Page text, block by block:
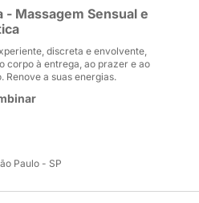
- Massagem Sensual e
discreta e envolvente,
corpo à entrega, ao prazer e ao
Renove a suas energias.
Paulo - SP